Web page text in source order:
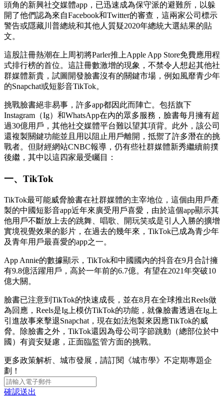
頭角的新興社交媒體app，已迅速成為保守派的避難所，以躲
開了他們認為來自Facebook和Twitter的審查，這兩家公司標示
警告或隱藏川普總統和其他人質疑2020年總統大選結果的貼
文。
這股註冊熱潮在上周初將Parler推上Apple App Store免費應用程
式排行榜的首位。這註冊數激增的現象，不禁令人想起其他社
群媒體新貴，試圖開發臉書沒有的關鍵市場，例如風靡青少年
的Snapchat或短影音TikTok。
挑戰臉書絕非易事，許多app都因此而陣亡。包括旗下
Instagram（Ig）和WhatsApp在內的眾多服務，臉書每月擁有超
過30億用戶，其他社交媒體平台難以望其項背。此外，該公司
還複製關鍵功能並且用以阻止用戶離開，抵禦了許多潛在的挑
戰者。但財經網站CNBC報導，仍有些社群媒體新秀繼續前撲
後繼，其中以這四家最受矚目：
一、TikTok
TikTok最可能威脅臉書在社群媒體的主宰地位，這個由用戶產
製的中國短影音app近年來廣受用戶喜愛，由於這個app顯示其
他用戶不斷放上去的跳舞、唱歌、開玩笑或是引人入勝的擴增
實境視覺效果的影片，在過去的幾年來，TikTok已成為青少年
及青年用戶最喜愛的app之一。
App Annie的數據顯示，TikTok和中國國內的抖音在9月合計擁
有9.8億活躍用戶，高於一年前的6.7億。有望在2021年突破10
億大關。
臉書已注意到TikTok的快速成長，並在8月在全球推出Reels做
為回應，Reels是Ig上模仿TikTok的功能，就像臉書透過在Ig上
引進故事來擊退Snapchat，現在如法泡製來因應TikTok的威
脅。除臉書之外，TikTok還因為母公司字節跳動（總部位於中
國）有資安疑慮，正面臨監管方面的挑戰。
更多政策解析、城市發展，請訂閱《城市學》不定期專題企
劃！
確認送出